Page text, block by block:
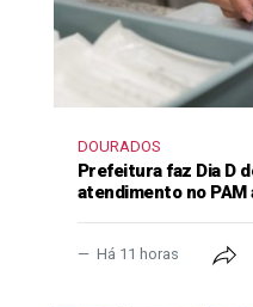
DOURADOS
Prefeitura faz Dia D
atendimento no PAM
Há 11 horas